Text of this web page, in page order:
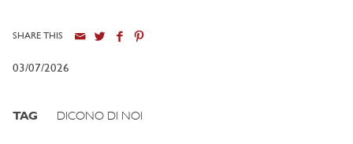
SHARE THIS
03/07/2026
TAG DICONO DI NOI